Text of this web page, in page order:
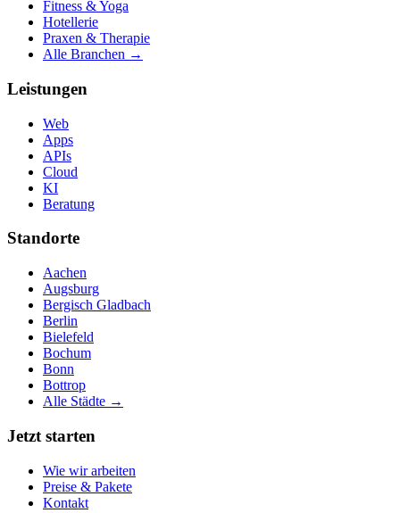
Fitness & Yoga
Hotellerie
Praxen & Therapie
Alle Branchen →
Leistungen
Web
Apps
APIs
Cloud
KI
Beratung
Standorte
Aachen
Augsburg
Bergisch Gladbach
Berlin
Bielefeld
Bochum
Bonn
Bottrop
Alle Städte →
Jetzt starten
Wie wir arbeiten
Preise & Pakete
Kontakt